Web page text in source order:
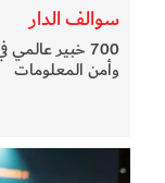
سوالف الدار
700 خبير
وأمن المعلومات